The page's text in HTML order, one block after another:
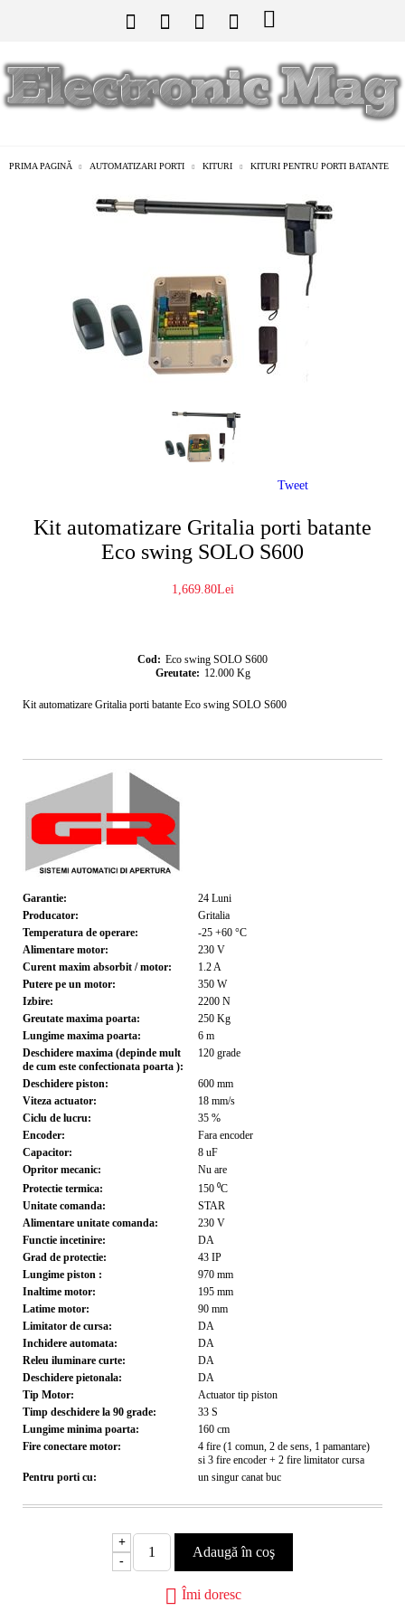
PRIMA PAGINĂ AUTOMATIZARI PORTI KITURI KITURI PENTRU PORTI BATANTE
Kit automatizare Gritalia porti batante
Eco swing SOLO S600
1,669.80Lei
Cod: Eco swing SOLO S600
Greutate: 12.000 Kg
Kit automatizare Gritalia porti batante Eco swing SOLO S600
Garantie: 24 Luni
Producator:
Gritalia
Temperatura de operare:
-25 +60 °C
Alimentare motor:
230 V
Curent maxim absorbit / motor:
1.2 A
Putere pe un motor:
350 W
Izbire:
2200 N
Greutate maxima poarta:
250 Kg
Lungime maxima poarta:
6 m
Deschidere maxima (depinde mult
de cum este confectionata poarta ):
120 grade
Deschidere piston: 600 mm
Viteza actuator:
18 mm/s
Ciclu de lucru:
35 %
Encoder:
Fara encoder
Capacitor:
8 uF
Opritor mecanic:
Nu are
Protectie termica:
150 ⁰C
Unitate comanda:
STAR
Alimentare unitate comanda:
230 V
Functie incetinire:
DA
Grad de protectie:
43 IP
Lungime piston :
970 mm
Inaltime motor:
195 mm
Latime motor:
90 mm
Limitator de cursa:
DA
Inchidere automata:
DA
Releu iluminare curte:
DA
Deschidere pietonala:
DA
Tip Motor:
Actuator tip piston
Timp deschidere la 90 grade:
33 S
Lungime minima poarta:
160 cm
Fire conectare motor:
4 fire (1 comun, 2 de sens, 1 pamantare)
si 3 fire encoder + 2 fire limitator cursa
Pentru porti cu:
un singur canat buc
+
-
Îmi doresc
Tweet